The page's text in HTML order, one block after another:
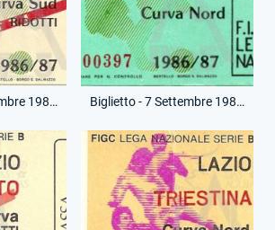
Biglietto - 3 Settembre 1986 - Coppa Italia - Lazio-Spal Biglietto - 7 Settembre 1986 - Coppa Italia - Lazio-Taranto